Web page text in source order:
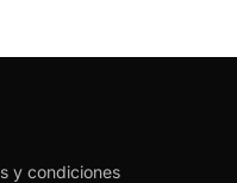
y condiciones